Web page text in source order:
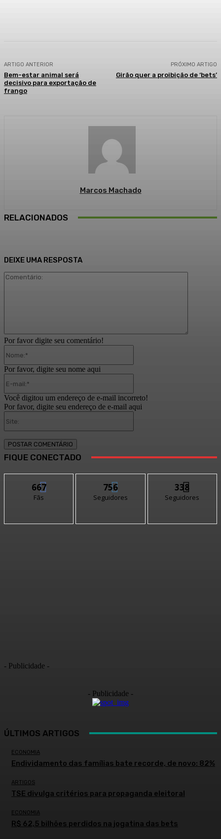
ARTIGO ANTERIOR
Bem-estar animal será
decisivo para exportação de
frango
PRÓXIMO ARTIGO
Girão quer a proibição de ‘bets’
Marcos Machado
RELACIONADOS
DEIXE UMA RESPOSTA
Por favor digite seu comentário!
Por favor, digite seu nome aqui
Você digitou um endereço de e-mail incorreto!
Por favor, digite seu endereço de e-mail aqui
FIQUE CONECTADO
667
Fãs
756
Seguidores
338
Seguidores
- Publicidade -
- Publicidade -
ÚLTIMOS ARTIGOS
ECONOMIA
Endividamento das famílias bate recorde, de novo: 82%
ARTIGOS
TSE divulga critérios para propaganda eleitoral
ECONOMIA
R$ 62,5 bilhões perdidos na jogatina das bets